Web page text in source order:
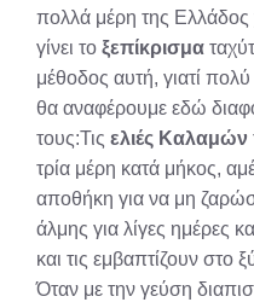
πολλά μέρη της Ελλάδος
γίνει το ξεπίκρισμα
μέθοδος αυτή, γιατί
θα αναφέρουμε εδώ
τους:Τις ελιές Καλαμών
τρία μέρη κατά μήκος,
αποθήκη για να μη
άλμης για λίγες ημέρες
και τις εμβαπτίζουν στο
Όταν με την γεύση